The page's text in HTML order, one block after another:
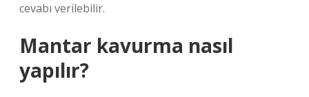
cevabı verilebilir.
Mantar kavurma nasıl
yapılır?